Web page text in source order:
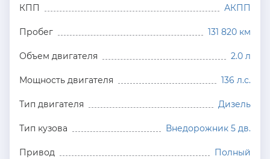
КПП АКПП
Пробег 131 820 км
Объем двигателя 2.0 л
Мощность двигателя 136 л.с.
Тип двигателя Дизель
Тип кузова Внедорожник 5 дв.
Привод Полный